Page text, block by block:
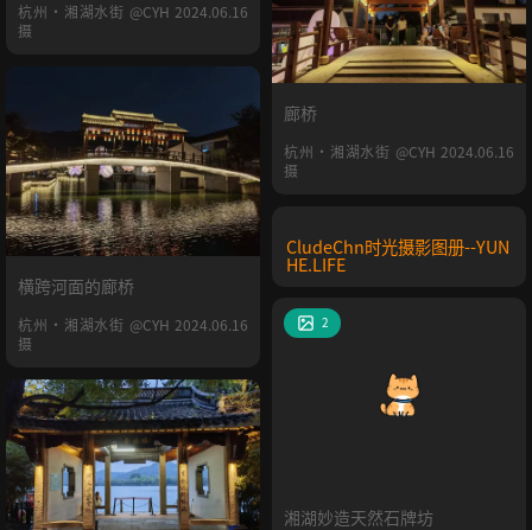
杭州·湘湖水街 @CYH 2024.06.16
摄
廊桥
杭州·湘湖水街 @CYH 2024.06.16
摄
横跨河面的廊桥
杭州·湘湖水街 @CYH 2024.06.16
摄
CludeChn时光摄影图册--YUN
HE.LIFE
2
湘湖妙造天然石牌坊